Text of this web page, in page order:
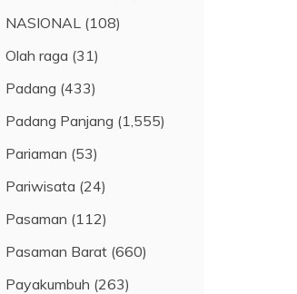
NASIONAL (108)
Olah raga (31)
Padang (433)
Padang Panjang (1,555)
Pariaman (53)
Pariwisata (24)
Pasaman (112)
Pasaman Barat (660)
Payakumbuh (263)